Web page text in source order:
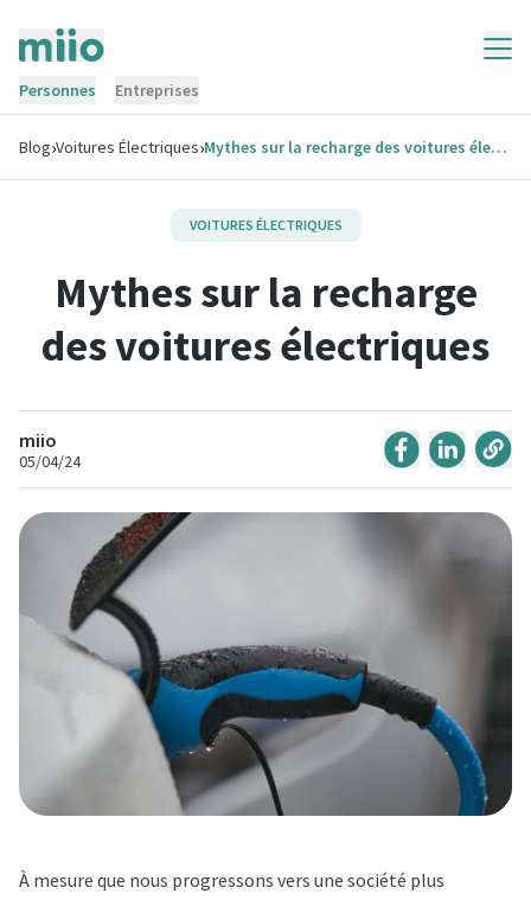
Personnes Entreprises
Blog›Voitures Électriques› Mythes sur la recharge des voitures électriques
VOITURES ÉLECTRIQUES
Mythes sur la recharge
des voitures électriques
miio
05/04/24
À mesure que nous progressons vers une société plus